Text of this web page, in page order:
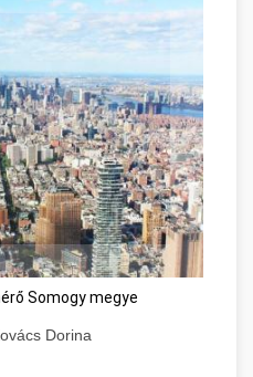
Somogy megye
Dorina